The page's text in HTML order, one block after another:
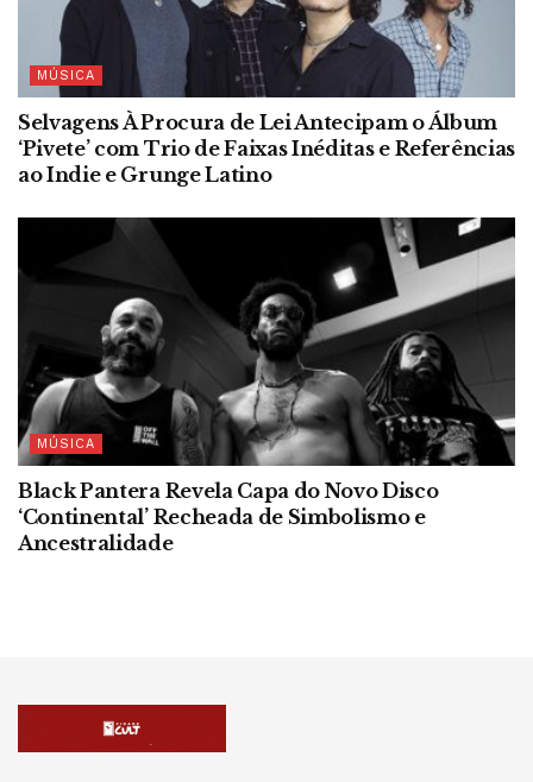
MÚSICA
Selvagens À Procura de Lei Antecipam o Álbum
‘Pivete’ com Trio de Faixas Inéditas e Referências
ao Indie e Grunge Latino
MÚSICA
Black Pantera Revela Capa do Novo Disco
‘Continental’ Recheada de Simbolismo e
Ancestralidade